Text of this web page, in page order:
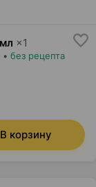
×1
• без рецепта
В корзину